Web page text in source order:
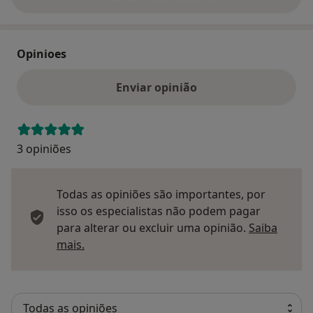
Opinioes
Enviar opinião
3 opiniões
Todas as opiniões são importantes, por
isso os especialistas não podem pagar
para alterar ou excluir uma opinião. Saiba
mais.